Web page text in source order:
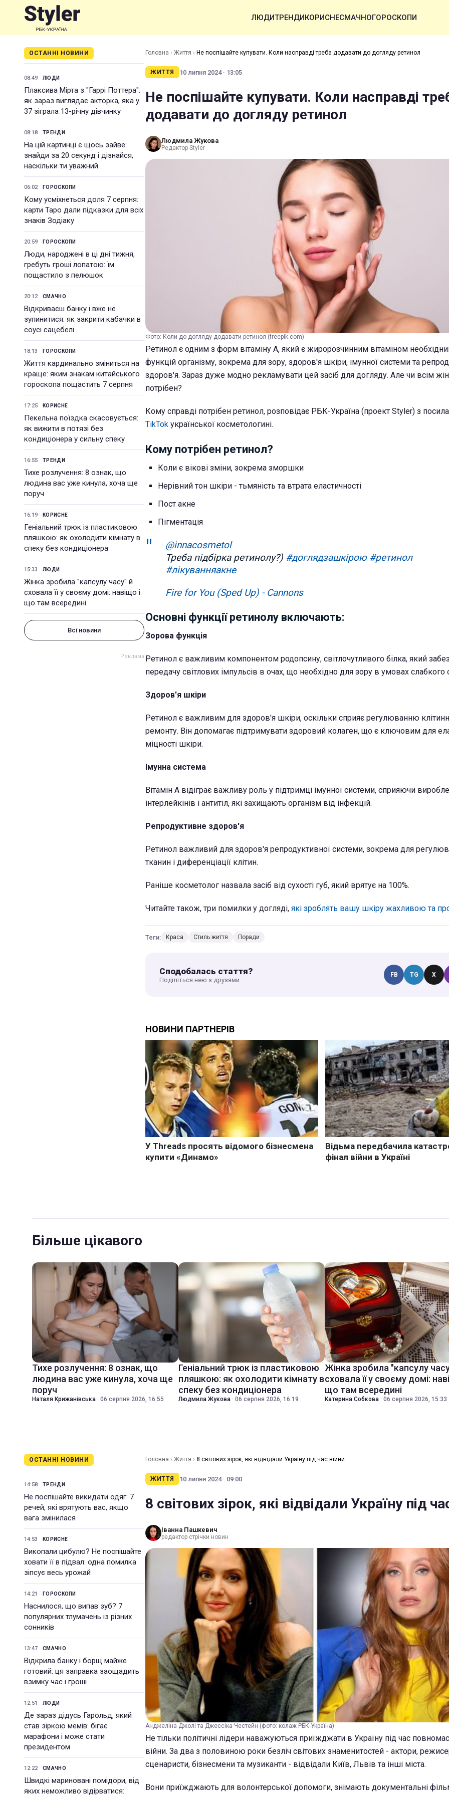
ЛЮДИТРЕНДИКОРИСНЕСМАЧНОГОРОСКОПИ
ОСТАННІ НОВИНИ
08:49 ЛЮДИ
Плаксива Мірта з "Гаррі Поттера":
як зараз виглядає акторка, яка у
37 зіграла 13-річну дівчинку
08:18 ТРЕНДИ
На цій картинці є щось зайве:
знайди за 20 секунд і дізнайся,
наскільки ти уважний
06:02 ГОРОСКОПИ
Кому усміхнеться доля 7 серпня:
карти Таро дали підказки для всіх
знаків Зодіаку
20:59 ГОРОСКОПИ
Люди, народжені в ці дні тижня,
гребуть гроші лопатою: їм
пощастило з пелюшок
20:12 СМАЧНО
Відкриваєш банку і вже не
зупинитися: як закрити кабачки в
соусі сацебелі
18:13 ГОРОСКОПИ
Життя кардинально зміниться на
краще: яким знакам китайського
гороскопа пощастить 7 серпня
17:25 КОРИСНЕ
Пекельна поїздка скасовується:
як вижити в потязі без
кондиціонера у сильну спеку
16:55 ТРЕНДИ
Тихе розлучення: 8 ознак, що
людина вас уже кинула, хоча ще
поруч
16:19 КОРИСНЕ
Геніальний трюк із пластиковою
пляшкою: як охолодити кімнату в
спеку без кондиціонера
15:33 ЛЮДИ
Жінка зробила "капсулу часу" й
сховала її у своєму домі: навіщо і
що там всередині
Всі новини
Головна › Життя › Не поспішайте купувати. Коли насправді треба додавати до догляду ретинол
ЖИТТЯ 10 липня 2024 · 13:05
Не поспішайте купувати. Коли насправді
додавати до догляду ретинол
Людмила Жукова
Редактор Styler
Фото: Коли до догляду додавати ретинол (freepik.com)
Ретинол є одним з форм вітаміну A, який є жиророзчинним вітаміном
функцій організму, зокрема для зору, здоров'я шкіри, імунної системи та
здоров'я. Зараз дуже модно рекламувати цей засіб для догляду. Але чи всім
потрібен?
Кому справді потрібен ретинол, розповідає РБК-Україна (проект Styler) з
TikTok української косметологині.
Кому потрібен ретинол?
Коли є вікові зміни, зокрема зморшки
Нерівний тон шкіри - тьмяність та втрата еластичності
Пост акне
Пігментація
@innacosmetol
Треба підбірка ретинолу?) #доглядзашкірою #ретинол
#лікуванняакне
Fire for You (Sped Up) - Cannons
Основні функції ретинолу включають:
Зорова функція
Ретинол є важливим компонентом родопсину, світлочутливого білка, який
передачу світлових імпульсів в очах, що необхідно для зору в умовах слабкого
Здоров'я шкіри
Ретинол є важливим для здоров'я шкіри, оскільки сприяє регулюванню
ремонту. Він допомагає підтримувати здоровий колаген, що є ключовим для
міцності шкіри.
Імунна система
Вітамін A відіграє важливу роль у підтримці імунної системи, сприяючи
інтерлейкінів і антитіл, які захищають організм від інфекцій.
Репродуктивне здоров'я
Ретинол важливий для здоров'я репродуктивної системи, зокрема для
тканин і диференціації клітин.
Раніше косметолог назвала засіб від сухості губ, який врятує на 100%.
Читайте також, три помилки у догляді, які зроблять вашу шкіру жахливою та
Теги: Краса Стиль життя Поради
Сподобалась стаття?
Поділіться нею з друзями
FB TG X
Більше цікавого
Тихе розлучення: 8 ознак, що
людина вас уже кинула, хоча ще
поруч
Наталя Крижанівська · 06 серпня 2026, 16:55
Геніальний трюк із пластиковою
пляшкою: як охолодити кімнату в
спеку без кондиціонера
Людмила Жукова · 06 серпня 2026, 16:19
Жінка зробила "капсулу
сховала її у своєму домі:
що там всередині
Катерина Собкова · 06 серпня 2026, 15:33
ОСТАННІ НОВИНИ
14:58 ТРЕНДИ
Не поспішайте викидати одяг: 7
речей, які врятують вас, якщо
вага змінилася
14:53 КОРИСНЕ
Викопали цибулю? Не поспішайте
ховати її в підвал: одна помилка
зіпсує весь урожай
14:21 ГОРОСКОПИ
Наснилося, що випав зуб? 7
популярних тлумачень із різних
сонників
13:47 СМАЧНО
Відкрила банку і борщ майже
готовий: ця заправка заощадить
взимку час і гроші
12:51 ЛЮДИ
Де зараз дідусь Гарольд, який
став зіркою мемів: бігає
марафони і може стати
президентом
12:22 СМАЧНО
Швидкі мариновані помідори, від
яких неможливо відірватися:
Головна › Життя › 8 світових зірок, які відвідали Україну під час війни
ЖИТТЯ 10 липня 2024 · 09:00
8 світових зірок, які відвідали Україну під
Іванна Пашкевич
редактор стрічки новин
Анджеліна Джолі та Джессіка Честейн (фото: колаж РБК-Україна)
Не тільки політичні лідери наважуються приїжджати в Україну під час
війни. За два з половиною роки безліч світових знаменитостей - актори,
сценаристи, бізнесмени та музиканти - відвідали Київ, Львів та інші міста.
Вони приїжджають для волонтерської допомоги, знімають документальні